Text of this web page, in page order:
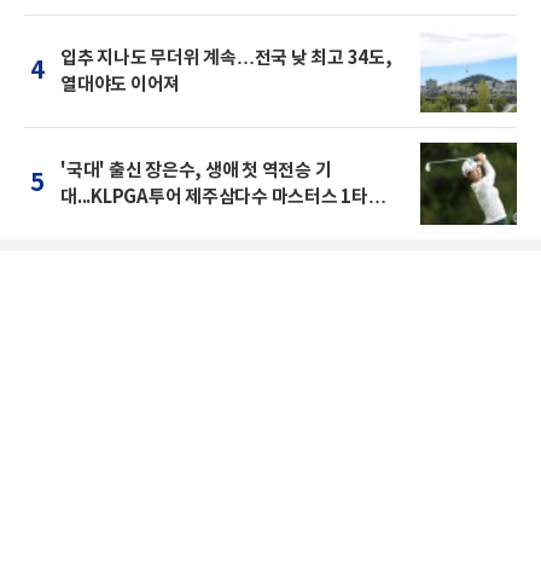
4
입추 지나도 무더위 계속…전국 낮 최고 34도,
열대야도 이어져
5
'국대' 출신 장은수, 생애 첫 역전승 기
대...KLPGA투어 제주삼다수 마스터스 1타차